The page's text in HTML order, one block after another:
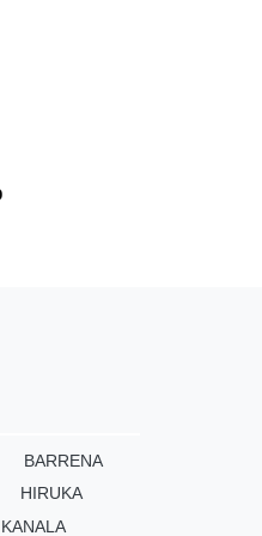
BARRENA
HIRUKA